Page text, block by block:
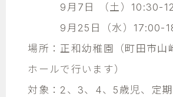
9月7日 （土）10:30-
9月25日（水）17:00-
場所：正和幼稚園（町田市山
ホールで行います）
対象：2、3、4、5歳児、定